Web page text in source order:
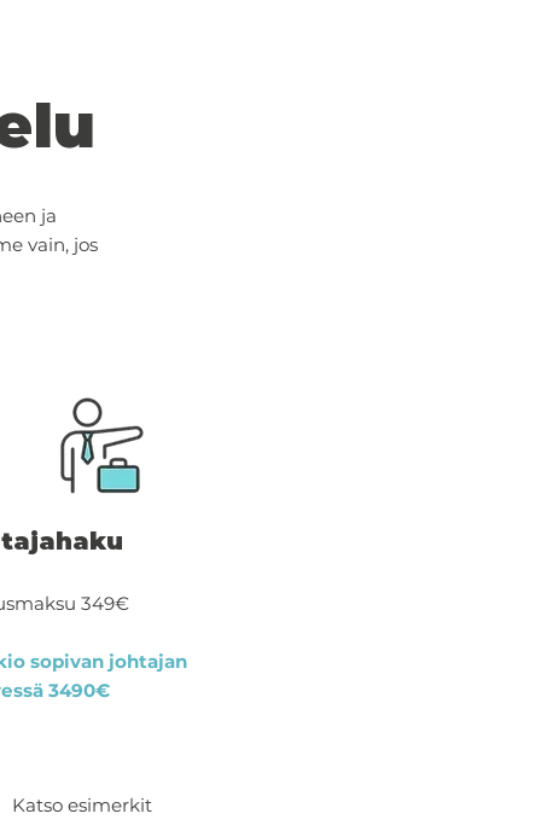
ja
vain, jos
349€
sopivan johtajan
3490€
Katso esimerkit